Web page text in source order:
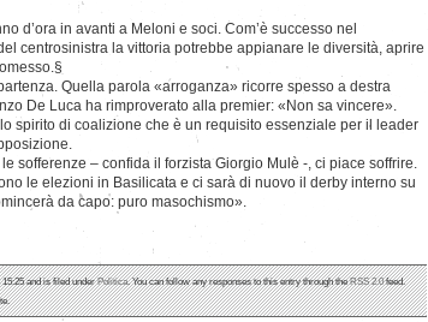
d’ora in avanti a Meloni e soci. Com’è successo nel
centrosinistra la vittoria potrebbe appianare le diversità, aprire
Quella parola «arroganza» ricorre spesso a destra
De Luca ha rimproverato alla premier: «Non sa vincere».
spirito di coalizione che è un requisito essenziale per il leader
sofferenze – confida il forzista Giorgio Mulè -, ci piace soffrire.
le elezioni in Basilicata e ci sarà di nuovo il derby interno su
da capo: puro masochismo».
and is filed underPolitica. You can follow any responses to this entry through theRSS 2.0feed.